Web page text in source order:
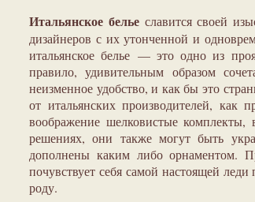
Итальянское бельеславится своей
дизайнеров с их утонченной и
итальянское белье — это одно из
правило, удивительным образом
неизменное удобство, и как бы это
от итальянских производителей, как
воображение шелковистые
решениях, они также могут быть
дополнены каким либо орнаментом.
почувствует себя самой настоящей
роду.